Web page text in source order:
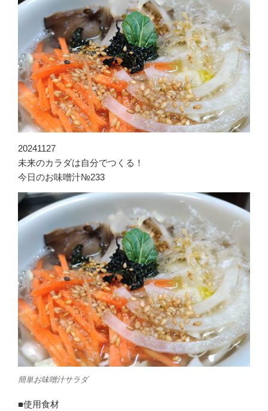
20241127
未来のカラダは自分でつくる！
今日のお味噌汁№233
簡単お味噌汁サラダ
■使用食材